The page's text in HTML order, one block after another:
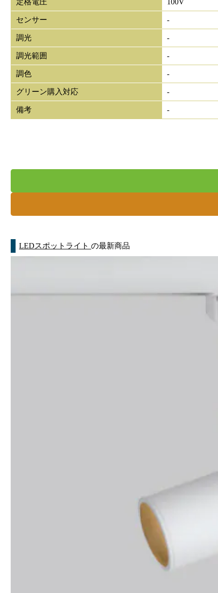
定格電圧 100V
センサー -
調光 -
調光範囲 -
調色 -
グリーン購入対応 -
備考 -
LEDスポットライトの最新商品